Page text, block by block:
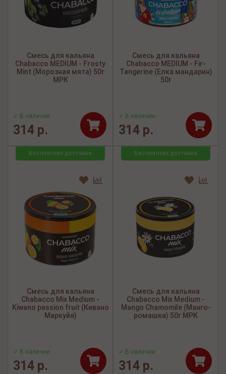
Смесь для кальяна
Chabacco MEDIUM - Frosty
Mint (Морозная мята) 50г
МРК
✓ В наличии
314 р.
Смесь для кальяна
Chabacco MEDIUM - Fir-
Tangerine (Елка мандарин)
50г
✓ В наличии
314 р.
Бесплатная доставка
Смесь для кальяна
Chabacco Mix Medium -
Kiwano passion fruit (Кивано
Маркуйя)
✓ В наличии
314 р.
Бесплатная доставка
Смесь для кальяна
Chabacco Mix Medium -
Mango Chamomile (Манго-
ромашка) 50г МРК
✓ В наличии
314 р.